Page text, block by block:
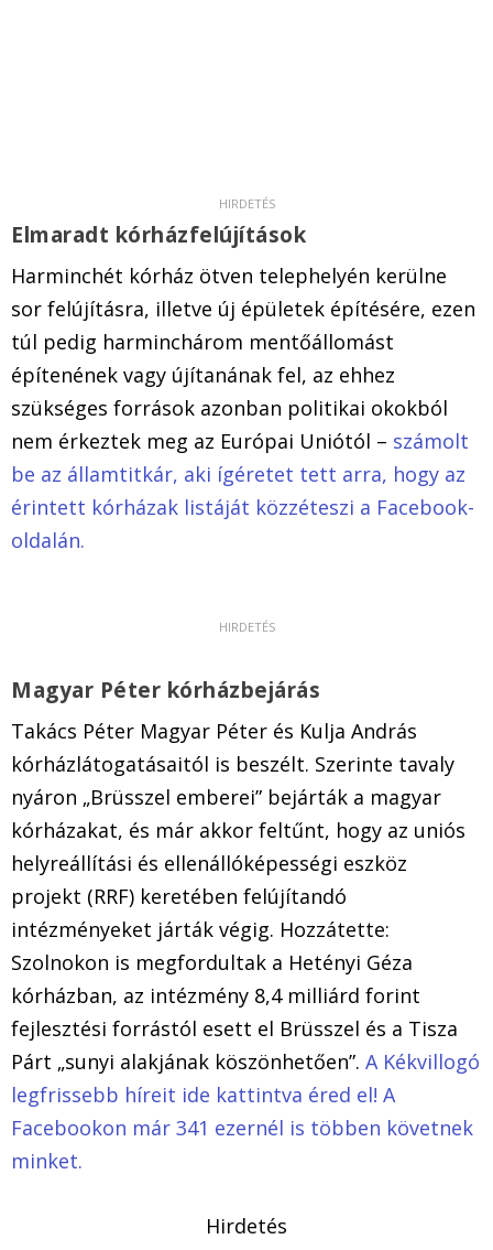
Elmaradt kórházfelújítások
Harminchét kórház ötven telephelyén kerülne
sor felújításra, illetve új épületek építésére, ezen
túl pedig harminchárom mentőállomást
építenének vagy újítanának fel, az ehhez
szükséges források azonban politikai okokból
nem érkeztek meg az Európai Uniótól – számolt
be az államtitkár, aki ígéretet tett arra, hogy az
érintett kórházak listáját közzéteszi a Facebook-
oldalán.
Magyar Péter kórházbejárás
Takács Péter Magyar Péter és Kulja András
kórházlátogatásaitól is beszélt. Szerinte tavaly
nyáron „Brüsszel emberei” bejárták a magyar
kórházakat, és már akkor feltűnt, hogy az uniós
helyreállítási és ellenállóképességi eszköz
projekt (RRF) keretében felújítandó
intézményeket járták végig. Hozzátette:
Szolnokon is megfordultak a Hetényi Géza
kórházban, az intézmény 8,4 milliárd forint
fejlesztési forrástól esett el Brüsszel és a Tisza
Párt „sunyi alakjának köszönhetően”. A Kékvillogó
legfrissebb híreit ide kattintva éred el! A
Facebookon már 341 ezernél is többen követnek
minket.
Hirdetés